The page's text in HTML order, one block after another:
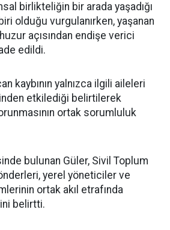
birlikteliğin bir arada yaşadığı
olduğu vurgulanırken, yaşanan
açısından endişe verici
edildi.
kaybının yalnızca ilgili aileleri
etkilediği belirtilerek
ortak sorumluluk
bulunan Güler, Sivil Toplum
yerel yöneticiler ve
ortak akıl etrafında
belirtti.